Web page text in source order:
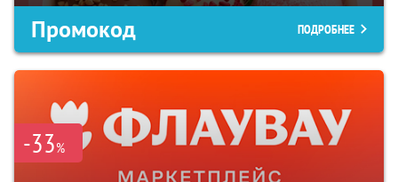
Промокод ПОДРОБНЕЕ
-33%